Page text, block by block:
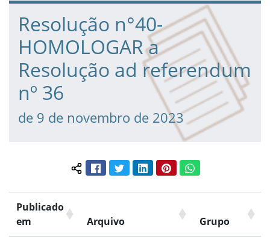
Fim da navegação
Início do conteúdo
Resolução n°40-
HOMOLOGAR a
Resolução ad referendum
nº 36
de 9 de novembro de 2023
Compartilhar conteúdo:
FacebookTwitterLinkedInPinterestWhatsApp
Publicado
em
Arquivo Grupo